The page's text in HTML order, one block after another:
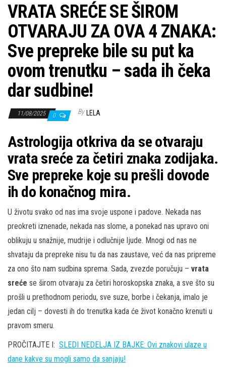
VRATA SREĆE SE ŠIROM
OTVARAJU ZA OVA 4 ZNAKA:
Sve prepreke bile su put ka
ovom trenutku – sada ih čeka
dar sudbine!
11/08/2025 0 By LELA
Astrologija otkriva da se otvaraju
vrata sreće za četiri znaka zodijaka.
Sve prepreke koje su prešli dovode
ih do konačnog mira.
U životu svako od nas ima svoje uspone i padove. Nekada nas
preokreti iznenade, nekada nas slome, a ponekad nas upravo oni
oblikuju u snažnije, mudrije i odlučnije ljude. Mnogi od nas ne
shvataju da prepreke nisu tu da nas zaustave, već da nas pripreme
za ono što nam sudbina sprema. Sada, zvezde poručuju – vrata
sreće se širom otvaraju za četiri horoskopska znaka, a sve što su
prošli u prethodnom periodu, sve suze, borbe i čekanja, imalo je
jedan cilj – dovesti ih do trenutka kada će život konačno krenuti u
pravom smeru.
PROČITAJTE I: SLEDI NEDELJA IZ BAJKE: Ovi znakovi ulaze u
danе kakve su mogli samo da sanjaju!